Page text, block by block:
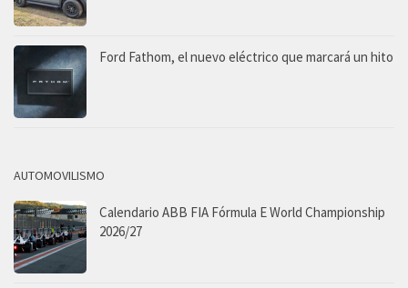
Ford Fathom, el nuevo eléctrico que marcará un hito
AUTOMOVILISMO
Calendario ABB FIA Fórmula E World Championship
2026/27